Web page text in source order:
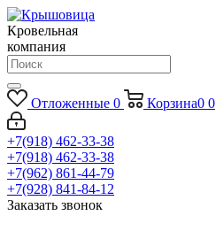
Кровельная
компания
Отложенные 0 Корзина0 0
+7(918) 462-33-38
+7(918) 462-33-38
+7(962) 861-44-79
+7(928) 841-84-12
Заказать звонок